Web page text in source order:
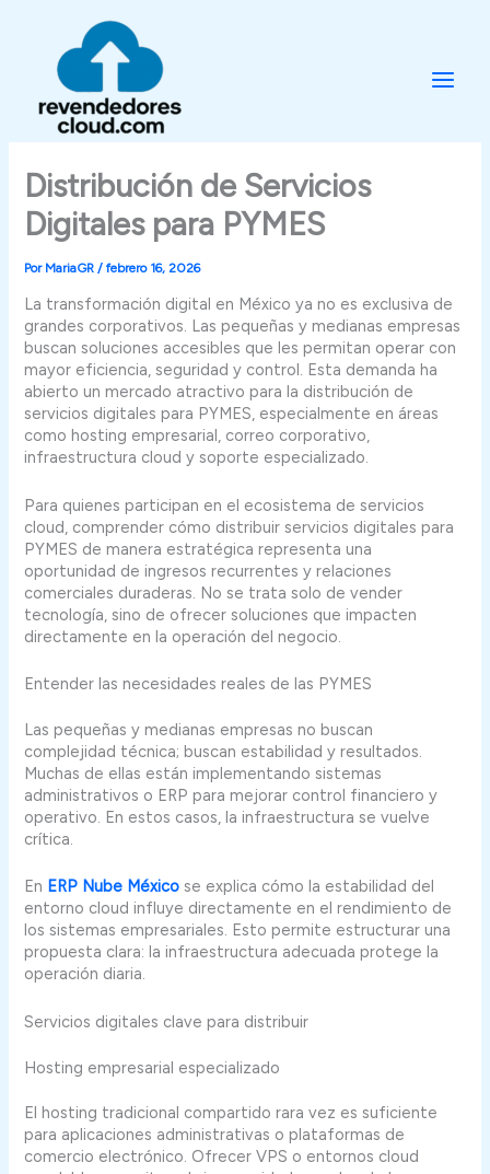
contenido
Distribución de Servicios
Digitales para PYMES
Por MariaGR/febrero 16, 2026
La transformación digital en México ya no es exclusiva de
grandes corporativos. Las pequeñas y medianas empresas
buscan soluciones accesibles que les permitan operar con
mayor eficiencia, seguridad y control. Esta demanda ha
abierto un mercado atractivo para la distribución de
servicios digitales para PYMES, especialmente en áreas
como hosting empresarial, correo corporativo,
infraestructura cloud y soporte especializado.
Para quienes participan en el ecosistema de servicios
cloud, comprender cómo distribuir servicios digitales para
PYMES de manera estratégica representa una
oportunidad de ingresos recurrentes y relaciones
comerciales duraderas. No se trata solo de vender
tecnología, sino de ofrecer soluciones que impacten
directamente en la operación del negocio.
Entender las necesidades reales de las PYMES
Las pequeñas y medianas empresas no buscan
complejidad técnica; buscan estabilidad y resultados.
Muchas de ellas están implementando sistemas
administrativos o ERP para mejorar control financiero y
operativo. En estos casos, la infraestructura se vuelve
crítica.
En ERP Nube México se explica cómo la estabilidad del
entorno cloud influye directamente en el rendimiento de
los sistemas empresariales. Esto permite estructurar una
propuesta clara: la infraestructura adecuada protege la
operación diaria.
Servicios digitales clave para distribuir
Hosting empresarial especializado
El hosting tradicional compartido rara vez es suficiente
para aplicaciones administrativas o plataformas de
comercio electrónico. Ofrecer VPS o entornos cloud